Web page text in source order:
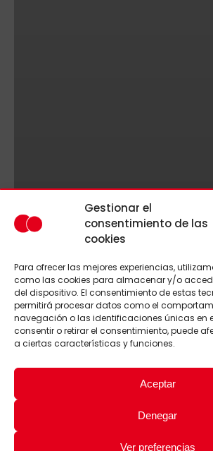
Gestionar el
consentimiento de las
cookies
Para ofrecer las mejores experiencias,
como las cookies para almacenar y/o
del dispositivo. El consentimiento de estas
permitirá procesar datos como el
navegación o las identificaciones únicas en
consentir o retirar el consentimiento, puede
a ciertas características y funciones.
Aceptar
Denegar
Ver preferencias